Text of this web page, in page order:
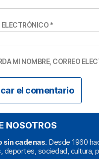
ELECTRÓNICO *
MI NOMBRE, CORREO
NOSOTROS
sin cadenas. Desde 1960
deportes, sociedad, cultura,